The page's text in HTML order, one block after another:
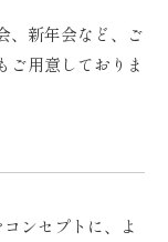
、新年会など、ご
ご用意しておりま
ンセプトに、よ